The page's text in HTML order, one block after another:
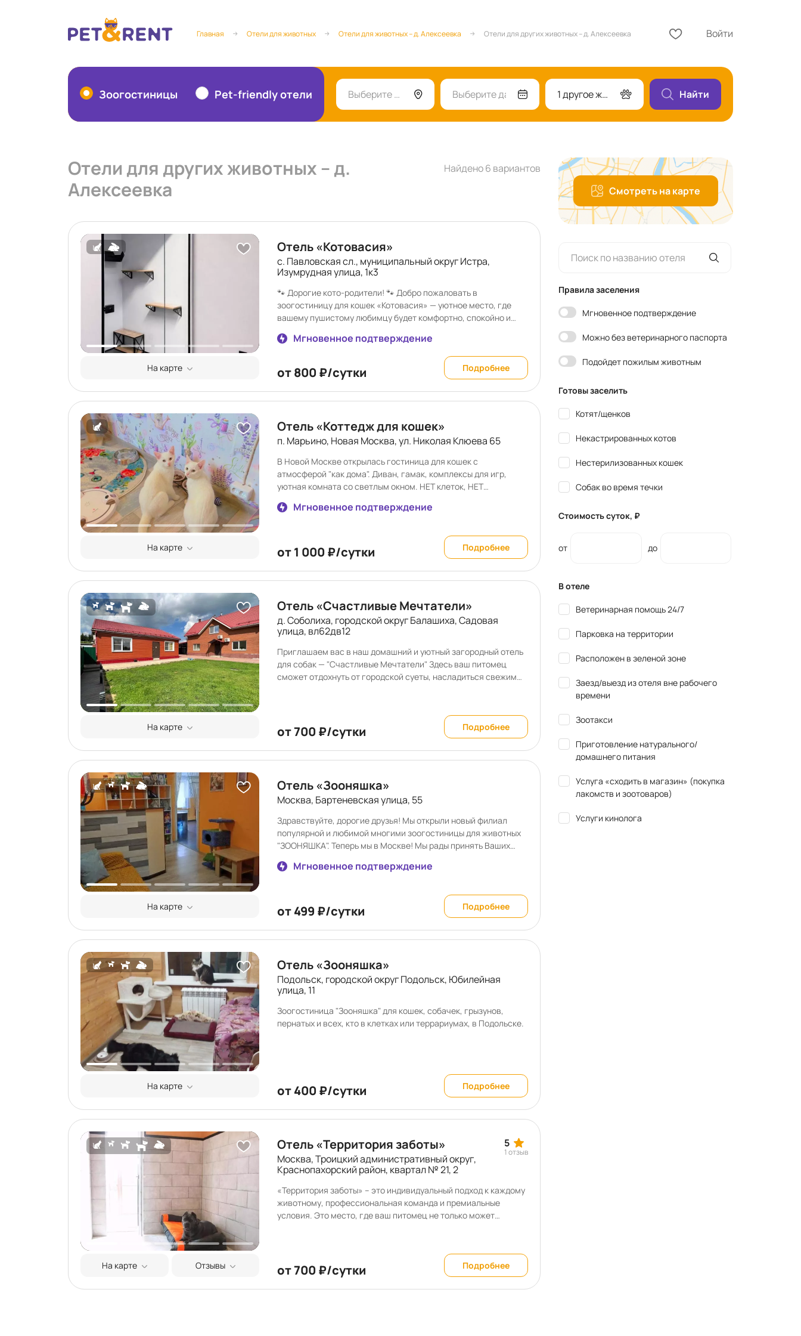
Главная Отели для животных Отели для животных – д. Алексеевка Отели для других животных – д. Алексеевка Войти
Зоогостиницы Pet-friendly отели Выберите город Выберите даты 1 другое животное, 1 номер Найти
Отели для других животных – д.
Алексеевка
Найдено 6 вариантов
На карте
Отель «Котовасия»
с. Павловская сл., муниципальный округ Истра,
Изумрудная улица, 1к3
🐾 Дорогие кото-родители! 🐾 Добро пожаловать в
зоогостиницу для кошек «Котовасия» — уютное место, где
вашему пушистому любимцу будет комфортно, спокойно и
чистые номера 🍽 Индивидуальный подход к питанию 🎾 Игры,
хозяев 📅 Открыто бронирование на майские праздники! Если
вы планируете поездку — самое время забронировать место
для вашего хвостика заранее, чтобы быть спокойными за его
отдых 😻 «Котовасия» — как дома, только с ещё большим
Мгновенное подтверждение
от 800 ₽/сутки Подробнее
На карте
Отель «Коттедж для кошек»
п. Марьино, Новая Москва, ул. Николая Клюева 65
В Новой Москве открылась гостиница для кошек с
атмосферой "как дома". Диван, гамак, комплексы для игр,
уютная комната со светлым окном. НЕТ клеток, НЕТ
www.cottedgecat.ru
Мгновенное подтверждение
от 1 000 ₽/сутки Подробнее
На карте
Отель «Счастливые Мечтатели»
д. Соболиха, городской округ Балашиха, Садовая
улица, вл62дв12
Приглашаем вас в наш домашний и уютный загородный отель
для собак — "Счастливые Мечтатели" Здесь ваш питомец
сможет отдохнуть от городской суеты, насладиться свежим
вас, чтобы ваш питомец чувствовал себя в безопасности и
комфорте, пока вы в отъезде. Поэтому мы оборудовали
просторные и уютные номера специально для собак. В каждом
номере есть удобные кроватки, система - вентиляции,
заботимся о каждом питомце, как о собственном. Благодаря
этому в "Счастливых Мечтателях" царит тёплая и
дружелюбная атмосфера, и ваш питомец будет чувствовать
себя как дома.
от 700 ₽/сутки Подробнее
На карте
Отель «Зооняшка»
Москва, Бартеневская улица, 55
Здравствуйте, дорогие друзья! Мы открыли новый филиал
популярной и любимой многими зоогостиницы для животных
"ЗООНЯШКА". Теперь мы в Москве! Мы рады принять Ваших
успеет забронировать в новом отеле, постараемся подобрать
могут резвиться целый день на открытом воздухе на своей
территории! Договор на вет обслуживание с ветеринарной
клиникой. Принимаем кошек/собачек с вет паспортами,
прививками (либо свежие анализы на инфекции) ,
пожаловать, милые няшки! 🤗
Мгновенное подтверждение
от 499 ₽/сутки Подробнее
На карте
Отель «Зооняшка»
Подольск, городской округ Подольск, Юбилейная
улица, 11
Зоогостиница "Зооняшка" для кошек, собачек, грызунов,
пернатых и всех, кто в клетках или террариумах, в Подольске.
от 400 ₽/сутки Подробнее
На карте Отзывы
Отель «Территория заботы»
Москва, Троицкий административный округ,
Краснопахорский район, квартал № 21, 2
5
1 отзыв
«Территория заботы» – это индивидуальный подход к каждому
животному, профессиональная команда и премиальные
условия. Это место, где ваш питомец не только может
В нашем отеле вы можете подготовить питомца к выставке, а
также арендовать помещения для проведения мастер-
классов, лекций, соревнований и конкурсов.
от 700 ₽/сутки Подробнее
Смотреть на карте
Правила заселения
Мгновенное подтверждение
Можно без ветеринарного паспорта
Подойдет пожилым животным
Готовы заселить
Котят/щенков
Некастрированных котов
Нестерилизованных кошек
Собак во время течки
Стоимость суток, ₽
от до
В отеле
Ветеринарная помощь 24/7
Парковка на территории
Расположен в зеленой зоне
Заезд/выезд из отеля вне рабочего
времени
Зоотакси
Приготовление натурального/
домашнего питания
Услуга «сходить в магазин» (покупка
лакомств и зоотоваров)
Услуги кинолога